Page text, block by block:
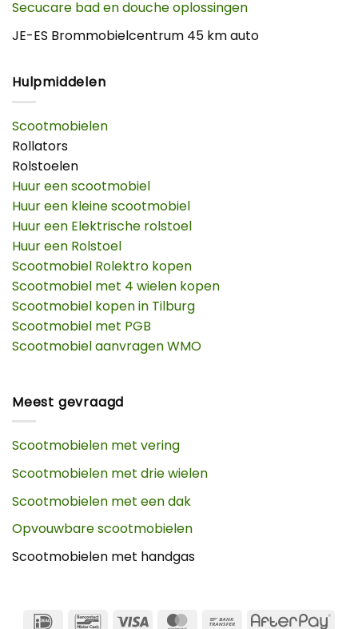
Secucare bad en douche oplossingen
JE-ES Brommobielcentrum 45 km auto
Hulpmiddelen
Scootmobielen
Rollators
Rolstoelen
Huur een scootmobiel
Huur een kleine scootmobiel
Huur een Elektrische rolstoel
Huur een Rolstoel
Scootmobiel Rolektro kopen
Scootmobiel met 4 wielen kopen
Scootmobiel kopen in Tilburg
Scootmobiel met PGB
Scootmobiel aanvragen WMO
Meest gevraagd
Scootmobielen met vering
Scootmobielen met drie wielen
Scootmobielen met een dak
Opvouwbare scootmobielen
Scootmobielen met handgas
IDeal Bancontact
Visa MasterCard
Bank